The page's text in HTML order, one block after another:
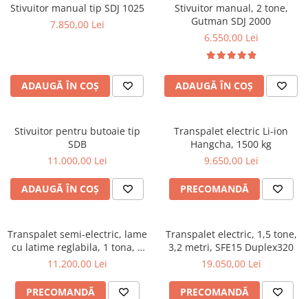
Stivuitor manual tip SDJ 1025
7.850,00 Lei
ADAUGĂ ÎN COȘ
Stivuitor manual, 2 tone,
Gutman SDJ 2000
6.550,00 Lei
ADAUGĂ ÎN COȘ
Stivuitor pentru butoaie tip
SDB
11.000,00 Lei
ADAUGĂ ÎN COȘ
Transpalet electric Li-ion
Hangcha, 1500 kg
9.650,00 Lei
PRECOMANDĂ
Transpalet semi-electric, lame
cu latime reglabila, 1 tona, 3
metri, WFE10S Duplex300
11.200,00 Lei
PRECOMANDĂ
Transpalet electric, 1,5 tone,
3,2 metri, SFE15 Duplex320
19.050,00 Lei
PRECOMANDĂ